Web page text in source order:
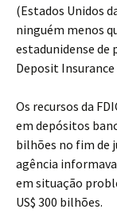
(Estados Unidos
ninguém menos
estadunidense de
Deposit
Os recursos da
em depósitos
bilhões no fim de
agência
em situação
US$ 300 bilhões.